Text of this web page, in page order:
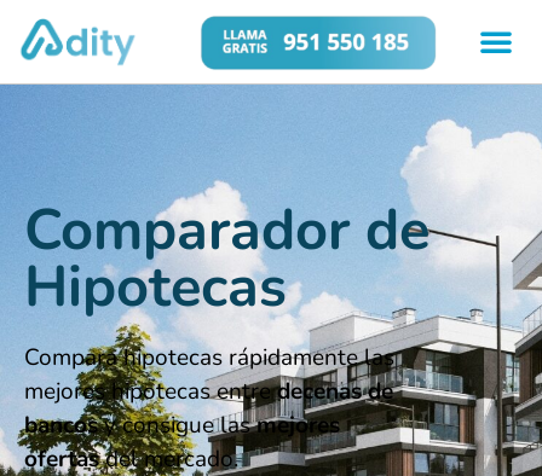
Comparador de
Hipotecas
Compara hipotecas rápidamente las
mejores hipotecas entredecenas de
bancosy consigue lasmejores
ofertasdel mercado.